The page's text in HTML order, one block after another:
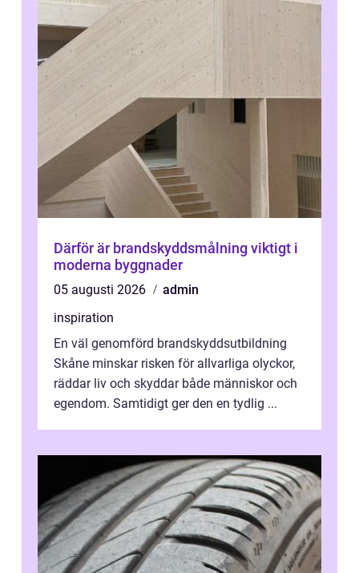
Därför är brandskyddsmålning viktigt i
moderna byggnader
05 augusti 2026
admin
inspiration
En väl genomförd brandskyddsutbildning
Skåne minskar risken för allvarliga olyckor,
räddar liv och skyddar både människor och
egendom. Samtidigt ger den en tydlig ...